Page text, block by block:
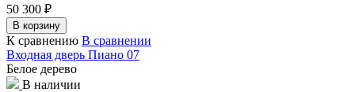
50 300 ₽
В корзину
К сравнению В сравнении
Входная дверь Пиано 07
Белое дерево
В наличии